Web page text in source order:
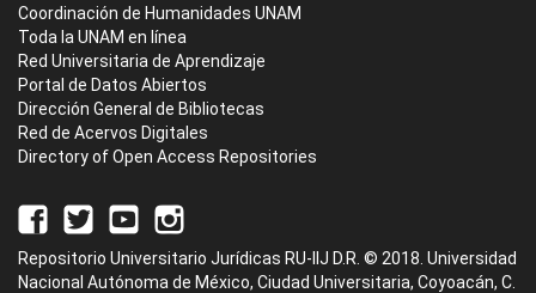
Coordinación de Humanidades UNAM
Toda la UNAM en línea
Red Universitaria de Aprendizaje
Portal de Datos Abiertos
Dirección General de Bibliotecas
Red de Acervos Digitales
Directory of Open Access Repositories
Repositorio Universitario Jurídicas RU-IIJ D.R. © 2018. Universidad
Nacional Autónoma de México, Ciudad Universitaria, Coyoacán, C.